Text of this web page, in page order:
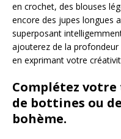
en crochet, des blouses
encore des jupes longues
superposant
ajouterez de la
en exprimant votre
Complétez votre
de bottines ou
bohème.